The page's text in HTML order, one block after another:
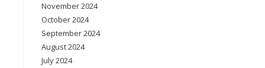
November 2024
October 2024
September 2024
August 2024
July 2024